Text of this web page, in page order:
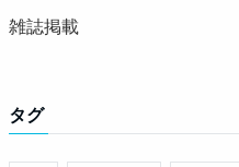
雑誌掲載
タグ